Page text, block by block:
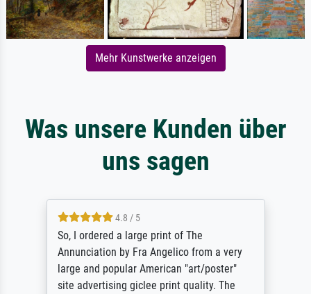
Mehr Kunstwerke anzeigen
Was unsere Kunden über
uns sagen
4.8 / 5
So, I ordered a large print of The
Annunciation by Fra Angelico from a very
large and popular American "art/poster"
site advertising giclee print quality. The